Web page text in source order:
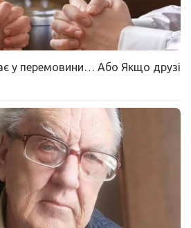
у перемовини… Або Якщо друзі